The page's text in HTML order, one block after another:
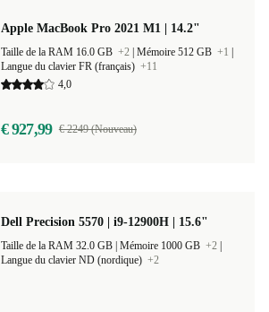
Apple MacBook Pro 2021 M1 | 14.2"
Taille de la RAM 16.0 GB +2 Mémoire 512 GB +1
Langue du clavier FR (français) +11
4,0
€ 927,99 € 2249 (Nouveau)
Dell Precision 5570 | i9-12900H | 15.6"
Mémoire 1000 GB +2
Langue du clavier ND (nordique) +2